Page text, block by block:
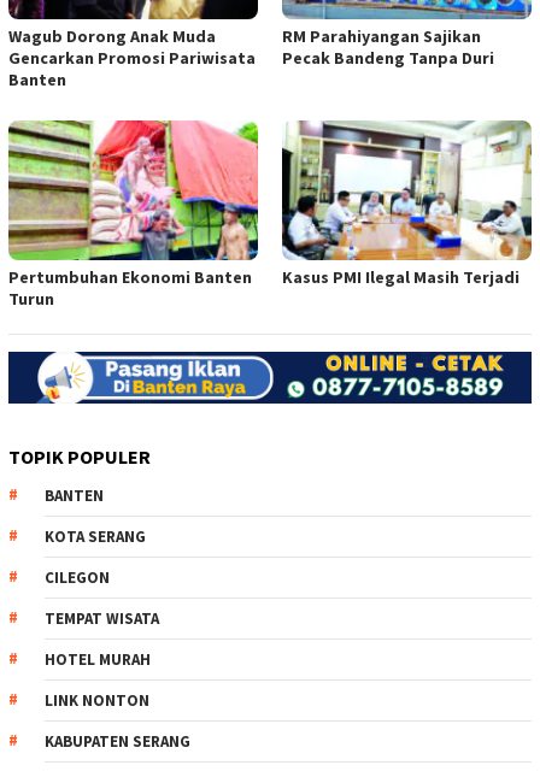
Wagub Dorong Anak Muda
Gencarkan Promosi Pariwisata
Banten
RM Parahiyangan Sajikan
Pecak Bandeng Tanpa Duri
Pertumbuhan Ekonomi Banten
Turun
Kasus PMI Ilegal Masih Terjadi
TOPIK POPULER
BANTEN
KOTA SERANG
CILEGON
TEMPAT WISATA
HOTEL MURAH
LINK NONTON
KABUPATEN SERANG